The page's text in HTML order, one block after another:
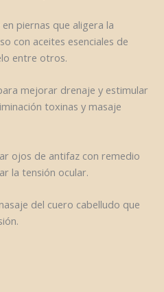
piernas que aligera la
con aceites esenciales de
entre otros.
mejorar drenaje y estimular
toxinas y masaje
ojos de antifaz con remedio
la tensión ocular.
del cuero cabelludo que